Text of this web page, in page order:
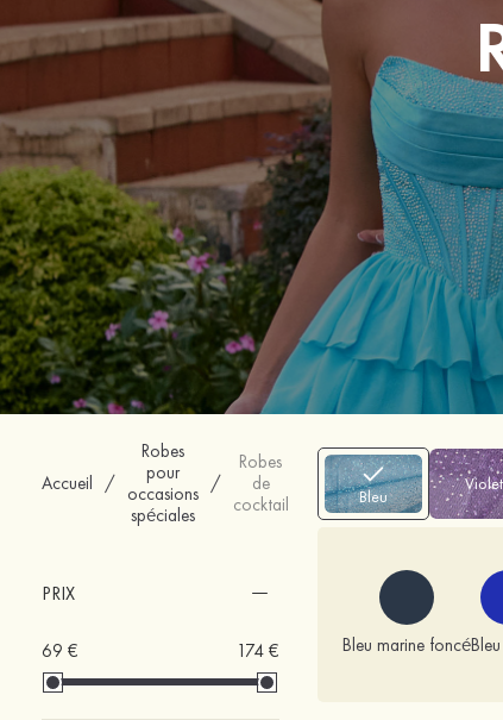
Accueil /
Robes
pour
occasions
spéciales
/
Robes
de
cocktail
PRIX
69 € 174 €
Bleu
Violet
Bleu marine foncé